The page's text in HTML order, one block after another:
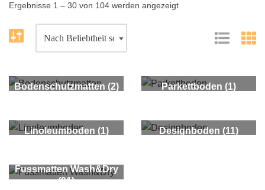
Ergebnisse 1 – 30 von 104 werden angezeigt
Bodenschutzmatten (2) Parkettboden (1)
Linoleumboden (1) Designboden (11)
Fussmatten Wash&Dry
(91)